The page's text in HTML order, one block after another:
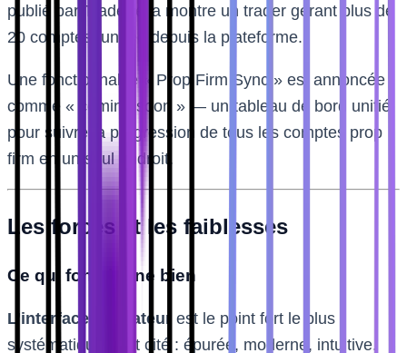
publié par TradeZella montre un trader gérant plus de
20 comptes funded depuis la plateforme.
Une fonctionnalité « Prop Firm Sync » est annoncée
comme « coming soon » — un tableau de bord unifié
pour suivre la progression de tous les comptes prop
firm en un seul endroit.
Les forces et les faiblesses
Ce qui fonctionne bien
L’interface utilisateur est le point fort le plus
systématiquement cité : épurée, moderne, intuitive.